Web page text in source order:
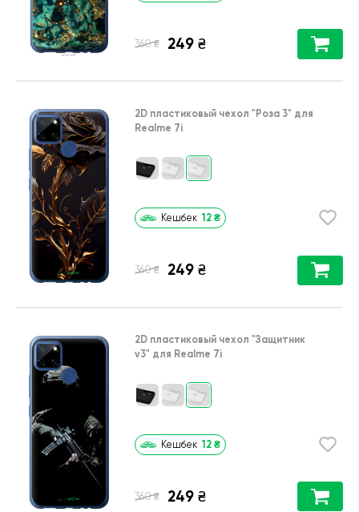
360 ₴ 249 ₴
2D пластиковый чехол "Роза 3" для
Realme 7i
Кешбек 12 ₴
360 ₴ 249 ₴
2D пластиковый чехол "Защитник
v3" для Realme 7i
Кешбек 12 ₴
360 ₴ 249 ₴